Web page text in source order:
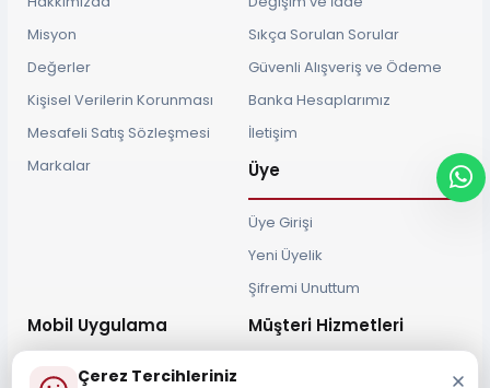
Misyon
Değerler
Kişisel Verilerin Korunması
Mesafeli Satış Sözleşmesi
Markalar
Sıkça Sorulan Sorular
Güvenli Alışveriş ve Ödeme
Banka Hesaplarımız
İletişim
Üye
Üye Girişi
Yeni Üyelik
Şifremi Unuttum
Mobil Uygulama Müşteri Hizmetleri
Çerez Tercihleriniz